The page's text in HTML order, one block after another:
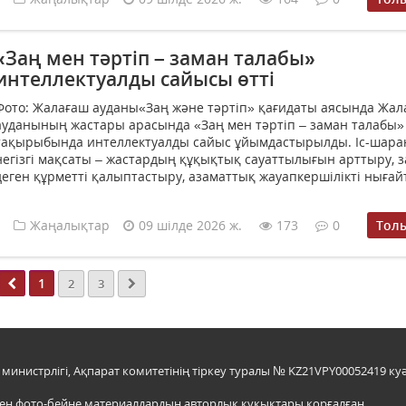
мен тәртіп – заман талабы»
сайысы өтті
Жалағаш ауданы«Заң және тәртіп» қағидаты аясында
жастары арасында «Заң мен тәртіп – заман талабы»
интеллектуалды сайыс ұйымдастырылды. Іс-
мақсаты – жастардың құқықтық сауаттылығын арттыру,
құрметті қалыптастыру, азаматтық жауапкершілікті
Жаңалықтар 09 шілде 2026 ж. 173 0
1 2 3
Ақпарат комитетінің тіркеу туралы № KZ21VPY00052419